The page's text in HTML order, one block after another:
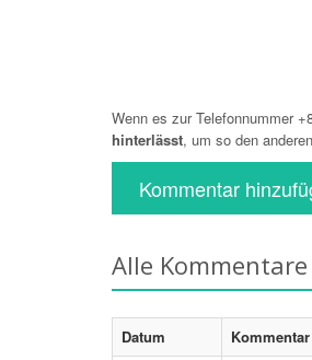
Wenn es zur Telefonnummer
hinterlässt, um so den
Kommentar
Alle
Datum
Kommentar